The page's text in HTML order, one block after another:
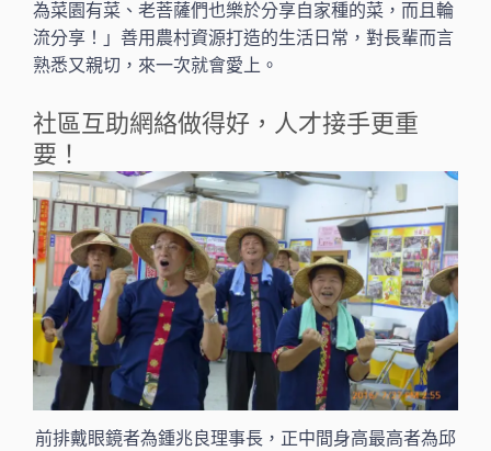
為菜園有菜、老菩薩們也樂於分享自家種的菜，而且輪
流分享！」善用農村資源打造的生活日常，對長輩而言
熟悉又親切，來一次就會愛上。
社區互助網絡做得好，人才接手更重
要！
前排戴眼鏡者為鍾兆良理事長，正中間身高最高者為邱